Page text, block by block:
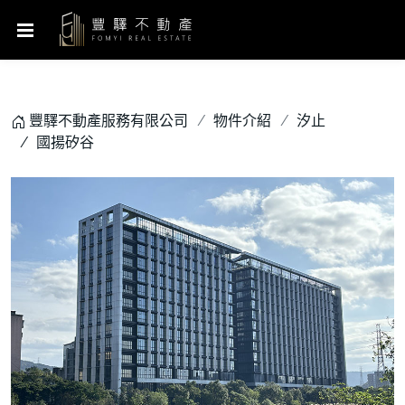
豐驛不動產服務有限公司 物件介紹
汐止
國揚矽谷